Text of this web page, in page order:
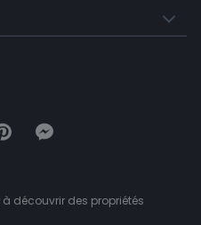
découvrir des propriétés